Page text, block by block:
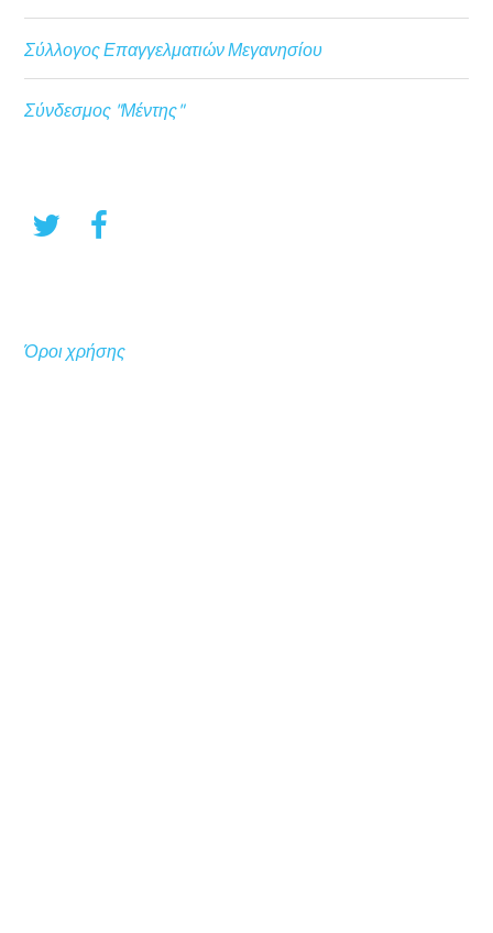
Σύλλογος Επαγγελματιών Μεγανησίου
Σύνδεσμος "Μέντης"
Όροι χρήσης